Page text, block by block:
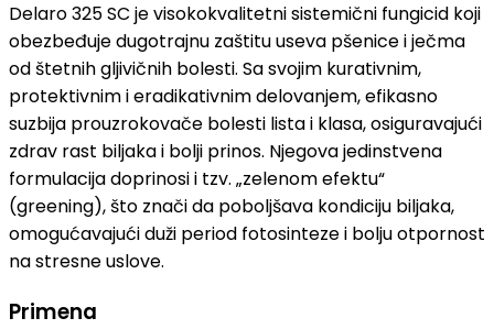
Delaro 325 SC je visokokvalitetni sistemični fungicid koji
obezbeđuje dugotrajnu zaštitu useva pšenice i ječma
od štetnih gljivičnih bolesti. Sa svojim kurativnim,
protektivnim i eradikativnim delovanjem, efikasno
suzbija prouzrokovače bolesti lista i klasa, osiguravajući
zdrav rast biljaka i bolji prinos. Njegova jedinstvena
formulacija doprinosi i tzv. „zelenom efektu“
(greening), što znači da poboljšava kondiciju biljaka,
omogućavajući duži period fotosinteze i bolju otpornost
na stresne uslove.
Primena